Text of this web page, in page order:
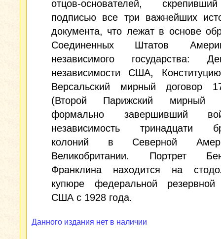
отцов-основателей,
подписью все три важнейших
документа, что лежат в основе
Соединенных Штатов
независимого государства:
независимости США,
Версальский мирный договор
(Второй Парижский мирный
формально завершивший
независимость тринадцати
колоний в Северной
Великобритании. Портрет
Франклина находится на
купюре федеральной
США с 1928 года.
Данного издания нет в наличии